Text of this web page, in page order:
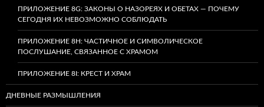
ПРИЛОЖЕНИЕ 8G: ЗАКОНЫ О НАЗОРЕЯХ И ОБЕТАХ — ПОЧЕМУ
СЕГОДНЯ ИХ НЕВОЗМОЖНО СОБЛЮДАТЬ
ПРИЛОЖЕНИЕ 8H: ЧАСТИЧНОЕ И СИМВОЛИЧЕСКОЕ
ПОСЛУШАНИЕ, СВЯЗАННОЕ С ХРАМОМ
ПРИЛОЖЕНИЕ 8I: КРЕСТ И ХРАМ
ДНЕВНЫЕ РАЗМЫШЛЕНИЯ